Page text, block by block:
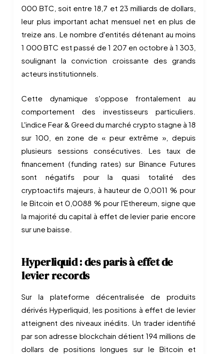
000 BTC, soit entre 18,7 et 23 milliards de dollars,
leur plus important achat mensuel net en plus de
treize ans. Le nombre d'entités détenant au moins
1 000 BTC est passé de 1 207 en octobre à 1 303,
soulignant la conviction croissante des grands
acteurs institutionnels.
Cette dynamique s'oppose frontalement au
comportement des investisseurs particuliers.
L'indice Fear & Greed du marché crypto stagne à 18
sur 100, en zone de « peur extrême », depuis
plusieurs sessions consécutives. Les taux de
financement (funding rates) sur Binance Futures
sont négatifs pour la quasi totalité des
cryptoactifs majeurs, à hauteur de 0,0011 % pour
le Bitcoin et 0,0088 % pour l'Ethereum, signe que
la majorité du capital à effet de levier parie encore
sur une baisse.
Hyperliquid : des paris à effet de
levier records
Sur la plateforme décentralisée de produits
dérivés Hyperliquid, les positions à effet de levier
atteignent des niveaux inédits. Un trader identifié
par son adresse blockchain détient 194 millions de
dollars de positions longues sur le Bitcoin et